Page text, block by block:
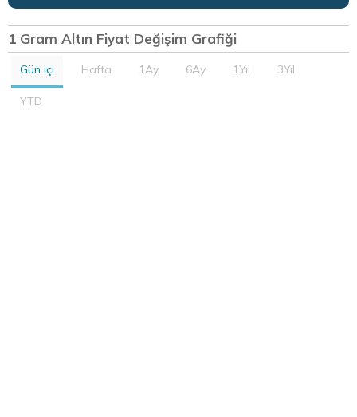
1 Gram Altın Fiyat Değişim Grafiği
Gün içi Hafta 1Ay 6Ay 1Yıl 3Yıl
YTD